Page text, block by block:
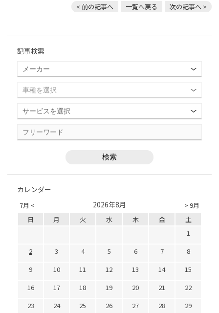
< 前の記事へ 一覧へ戻る 次の記事へ >
記事検索
カレンダー
7月 < > 9月
2026年8月
日 月 火 水 木 金
土
1
2
3 4 5 6 7
8
9
10 11 12 13 14
15
16
17 18 19 20 21
22
23
24 25 26 27 28
29